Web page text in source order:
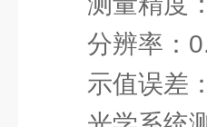
分辨率：
示值误差